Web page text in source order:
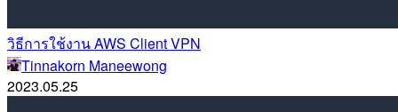
วิธีการใช้งาน AWS Client VPN
Tinnakorn Maneewong
2023.05.25